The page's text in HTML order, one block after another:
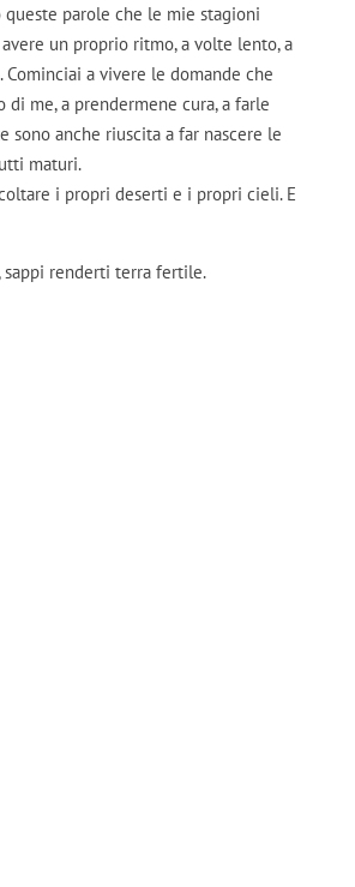
queste parole che le mie stagioni
un proprio ritmo, a volte lento, a
Cominciai a vivere le domande che
di me, a prendermene cura, a farle
sono anche riuscita a far nascere le
maturi.
i propri deserti e i propri cieli. E
sappi renderti terra fertile.